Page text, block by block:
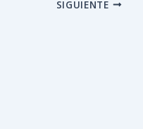
SIGUIENTE